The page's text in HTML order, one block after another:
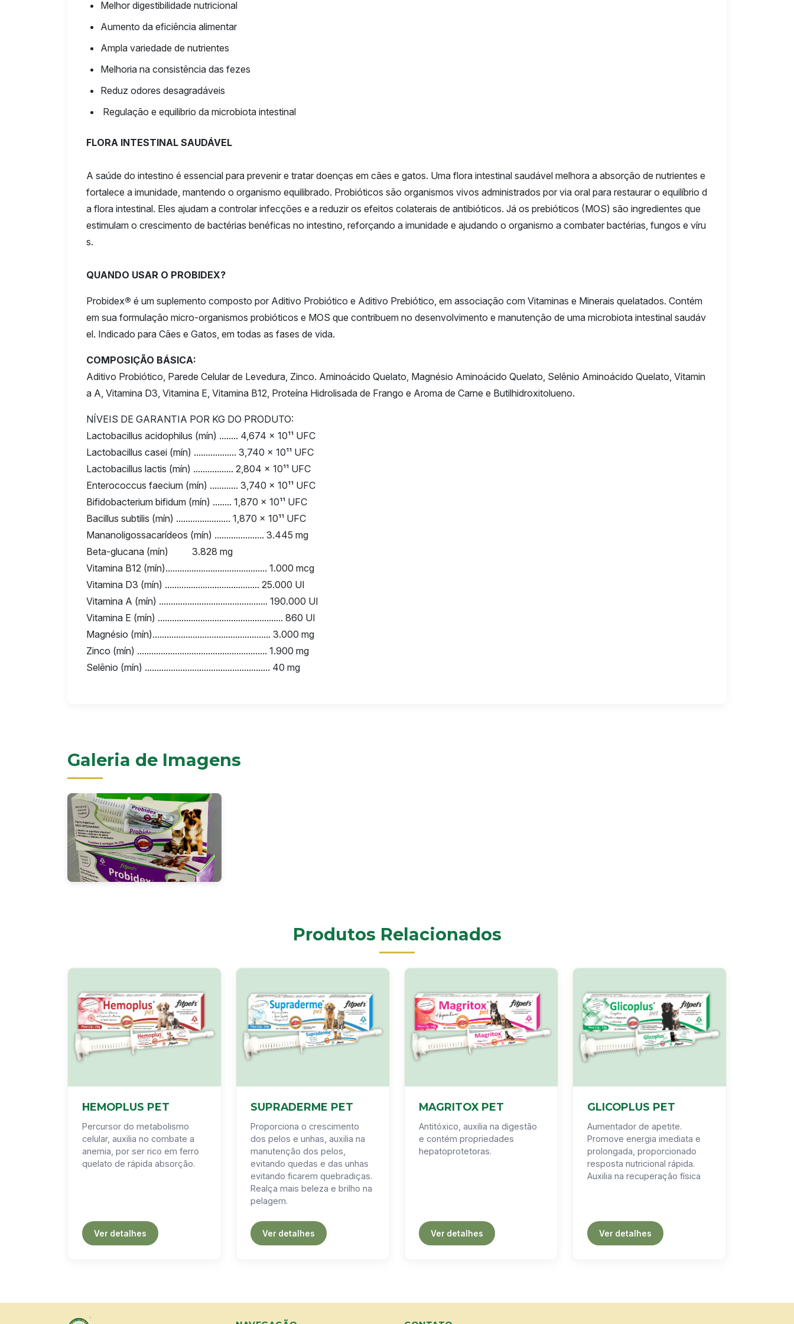
Melhor digestibilidade nutricional
Aumento da eficiência alimentar
Ampla variedade de nutrientes
Melhoria na consistência das fezes
Reduz odores desagradáveis
Regulação e equilibrio da microbiota intestinal
FLORA INTESTINAL SAUDÁVEL
A saúde do intestino é essencial para prevenir e tratar doenças em cães e gatos. Uma flora intestinal saudável melhora a absorção de nutrientes e
fortalece a imunidade, mantendo o organismo equilibrado. Probióticos são organismos vivos administrados por via oral para restaurar o equilíbrio d
a flora intestinal. Eles ajudam a controlar infecções e a reduzir os efeitos colaterais de antibióticos. Já os prebióticos (MOS) são ingredientes que
estimulam o crescimento de bactérias benéficas no intestino, reforçando a imunidade e ajudando o organismo a combater bactérias, fungos e víru
s.
QUANDO USAR O PROBIDEX?
Probidex® é um suplemento composto por Aditivo Probiótico e Aditivo Prebiótico, em associação com Vitaminas e Minerais quelatados. Contém
em sua formulação micro-organismos probióticos e MOS que contribuem no desenvolvimento e manutenção de uma microbiota intestinal saudáv
el. Indicado para Cães e Gatos, em todas as fases de vida.
COMPOSIÇÃO BÁSICA:
Aditivo Probiótico, Parede Celular de Levedura, Zinco. Aminoácido Quelato, Magnésio Aminoácido Quelato, Selênio Aminoácido Quelato, Vitamin
a A, Vitamina D3, Vitamina E, Vitamina B12, Proteína Hidrolisada de Frango e Aroma de Carne e Butilhidroxitolueno.
NÍVEIS DE GARANTIA POR KG DO PRODUTO:
Lactobacillus acidophilus (mín) ........ 4,674 x 10¹¹ UFC
Lactobacillus casei (mín) .................. 3,740 x 10¹¹ UFC
Lactobacillus lactis (mín) ................. 2,804 x 10¹¹ UFC
Enterococcus faecium (mín) ............ 3,740 x 10¹¹ UFC
Bifidobacterium bifidum (mín) ........ 1,870 x 10¹¹ UFC
Bacillus subtilis (mín) ....................... 1,870 x 10¹¹ UFC
Mananoligossacarídeos (mín) ..................... 3.445 mg
Beta-glucana (mín) 3.828 mg
Vitamina B12 (mín)........................................... 1.000 mcg
Vitamina D3 (mín) ........................................ 25.000 UI
Vitamina A (mín) .............................................. 190.000 UI
Vitamina E (mín) ..................................................... 860 UI
Magnésio (mín).................................................. 3.000 mg
Zinco (mín) ....................................................... 1.900 mg
Selênio (mín) ..................................................... 40 mg
Galeria de Imagens
Produtos Relacionados
HEMOPLUS PET
Percursor do metabolismo
celular, auxilia no combate a
anemia, por ser rico em ferro
quelato de rápida absorção.
Ver detalhes
SUPRADERME PET
Proporciona o crescimento
dos pelos e unhas, auxilia na
manutenção dos pelos,
evitando quedas e das unhas
evitando ficarem quebradiças.
Realça mais beleza e brilho na
pelagem.
Ver detalhes
MAGRITOX PET
Antitóxico, auxilia na digestão
e contém propriedades
hepatoprotetoras.
Ver detalhes
GLICOPLUS PET
Aumentador de apetite.
Promove energia imediata e
prolongada, proporcionado
resposta nutricional rápida.
Auxilia na recuperação física
Ver detalhes